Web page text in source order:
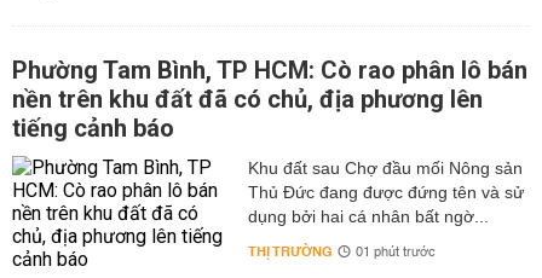
Phường Tam Bình, TP HCM: Cò rao phân lô bán
nền trên khu đất đã có chủ, địa phương lên
tiếng cảnh báo
Khu đất sau Chợ đầu mối Nông sản
Thủ Đức đang được đứng tên và sử
dụng bởi hai cá nhân bất ngờ...
THỊ TRƯỜNG 01 phút trước